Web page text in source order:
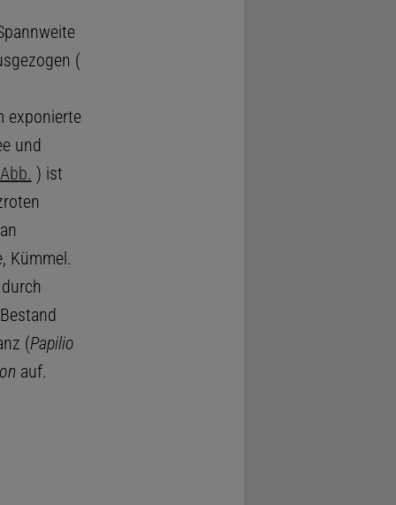
(
exponierte
und
) ist
Kümmel.
(Papilio
auf.